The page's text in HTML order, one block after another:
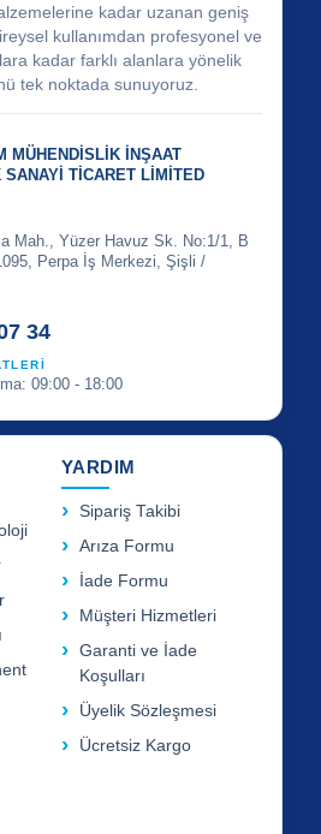
kadar uzanan geniş
kullanımdan profesyonel ve
kadar farklı alanlara yönelik
tek noktada sunuyoruz.
MÜHENDİSLİK İNŞAAT
SANAYİ TİCARET LİMİTED
Mah., Yüzer Havuz Sk. No:1/1, B
Perpa İş Merkezi, Şişli /
34
09:00 - 18:00
YARDIM
Sipariş Takibi
Arıza Formu
İade Formu
Müşteri Hizmetleri
Garanti ve İade
Koşulları
Üyelik Sözleşmesi
Ücretsiz Kargo